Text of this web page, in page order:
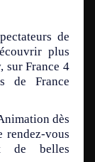
de
plus
sur France 4
de France
dès
rendez-vous
de belles